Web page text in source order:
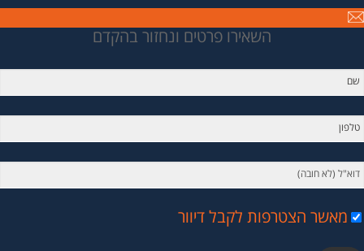
השאירו פרטים ונחזור בהקדם
מאשר הצטרפות לקבל דיוור